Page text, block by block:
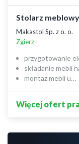
Stolarz meblowy
Makastol Sp. z o. o.
Zgierz
przygotowanie
składanie mebli
montaż mebli u…
Więcej ofert